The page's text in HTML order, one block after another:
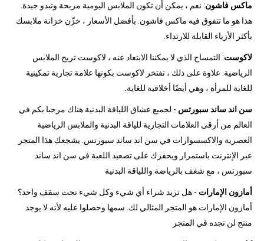
ماكس فاشون: نعم ، يمكن أن تكون الملابس اليومية مريحة وتبدو جيدة.
هذا هو ما تتفوق فيه ماكس فاشون. بأفضل الأسعار ، خزّن خزانة ملابسك
بأكثر الأزياء القابلة للارتداء.
لاكوست: التمساح الذي لا يمكننا الابتعاد عنه ، لاكوست تريح الملابس
الرياضية. علاوة على ذلك ، تفتخر لاكوست بكونها علامة تجارية تمكينية
للغاية للمرأة ، وهي أيضًا أخلاقية للغاية.
سن اند ساند سبورتس - لجميع عشاق اللياقة البدنية هناك مرحبا بكم في
العالم من أرقى العلامات التجارية للياقة البدنية والملابس الرياضية
العصرية والاكسسوارات في سن اند ساند سبورتس. يشجعك هذا المتجر
عبر الإنترنت باستمرار ويحفزك على تصعيد اللعبة في سن اند ساند
سبورتس ، مع شغف بالرياضة واللياقة البدنية
أمازون الإمارات - هل تريد شراء أي شيء وكل شيء تحت سقف واحد؟
أمازون الإمارات هو المتجر المثالي لك. سمها وحصلوا عليه لأنه لا يوجد
منتج لن تجده في المتجر